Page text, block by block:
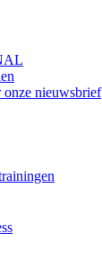
nieuwsbrief